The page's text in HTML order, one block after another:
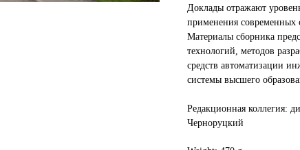
Доклады отражают
применения современных
Материалы сборника
технологий, методов
средств автоматизации
системы высшего
Редакционная
Черноруцкий